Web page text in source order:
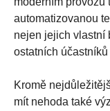
automatizovanou
nejen jejich vlastní
ostatních
Kromě
mít nehoda také